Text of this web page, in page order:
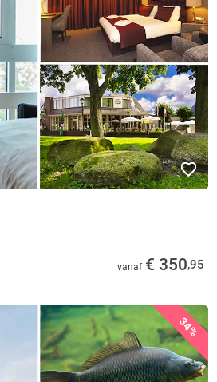
vanaf € 350,95
34%